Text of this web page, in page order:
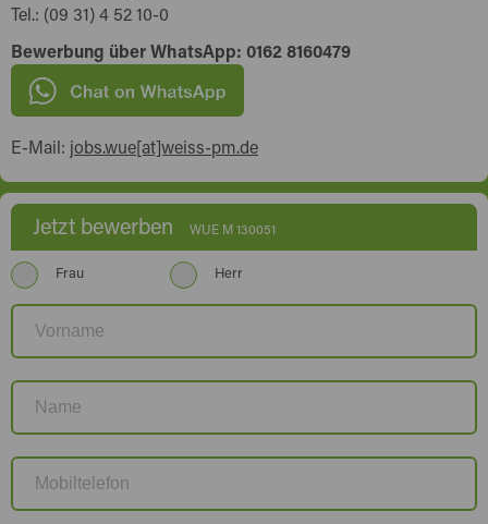
Tel.: (09 31) 4 52 10-0
Bewerbung über WhatsApp: 0162 8160479
E-Mail: jobs.wue[at]weiss-pm.de
Jetzt bewerben WUE M 130051
Frau Herr